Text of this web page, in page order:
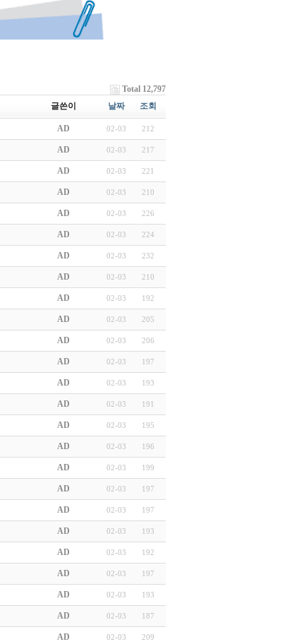
Total 12,797
글쓴이 날짜 조회
AD 02-03 212
AD 02-03 217
AD 02-03 221
AD 02-03 210
AD 02-03 226
AD 02-03 224
AD 02-03 232
AD 02-03 210
AD 02-03 192
AD 02-03 205
AD 02-03 206
AD 02-03 197
AD 02-03 193
AD 02-03 191
AD 02-03 195
AD 02-03 196
AD 02-03 199
AD 02-03 197
AD 02-03 197
AD 02-03 193
AD 02-03 192
AD 02-03 197
AD 02-03 193
AD 02-03 187
AD 02-03 209